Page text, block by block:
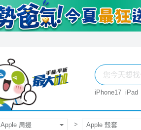
iPhone17 iPad
Apple 周邊 Apple 殼套